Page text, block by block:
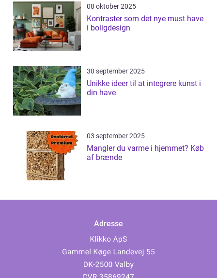
08 oktober 2025
Kontraster som det nye must have
i boligdesign
30 september 2025
Unikke ideer til at integrere kunst i
din have
03 september 2025
Mangler du varme i hjemmet? Køb
af brænde
Adresse